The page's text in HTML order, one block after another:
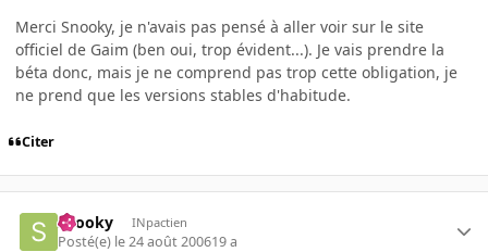
Merci Snooky, je n'avais pas pensé à aller voir sur le site
officiel de Gaim (ben oui, trop évident...). Je vais prendre la
béta donc, mais je ne comprend pas trop cette obligation, je
ne prend que les versions stables d'habitude.
Citer
snooky INpactien
Posté(e) le 24 août 200619 a